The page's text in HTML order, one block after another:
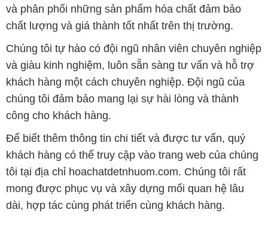
và phân phối những sản phẩm hóa chất đảm bảo
chất lượng và giá thành tốt nhất trên thị trường.
Chúng tôi tự hào có đội ngũ nhân viên chuyên nghiệp
và giàu kinh nghiệm, luôn sẵn sàng tư vấn và hỗ trợ
khách hàng một cách chuyên nghiệp. Đội ngũ của
chúng tôi đảm bảo mang lại sự hài lòng và thành
công cho khách hàng.
Để biết thêm thông tin chi tiết và được tư vấn, quý
khách hàng có thể truy cập vào trang web của chúng
tôi tại địa chỉ hoachatdetnhuom.com. Chúng tôi rất
mong được phục vụ và xây dựng mối quan hệ lâu
dài, hợp tác cùng phát triển cùng khách hàng.